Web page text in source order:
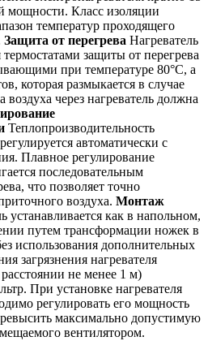
мощности. Класс изоляции
температур проходящего
Защита от перегрева Нагреватель
защиты от перегрева
при температуре 80°C, а
которая размыкается в случае
воздуха через нагреватель должна
Теплопроизводительность
автоматически с
Плавное регулирование
последовательным
что позволяет точно
воздуха. Монтаж
устанавливается как в напольном,
путем трансформации ножек в
использования дополнительных
загрязнения нагревателя
не менее 1 м)
При установке нагревателя
регулировать его мощность
максимально допустимую
вентилятором.